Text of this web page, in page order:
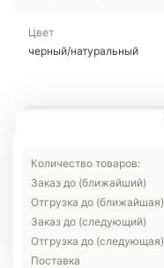
Цвет
черный/натуральный
Количество товаров:
Заказ до (ближайший)
Отгрузка до (ближайшая)
Заказ до (следующий)
Отгрузка до (следующая)
Поставка